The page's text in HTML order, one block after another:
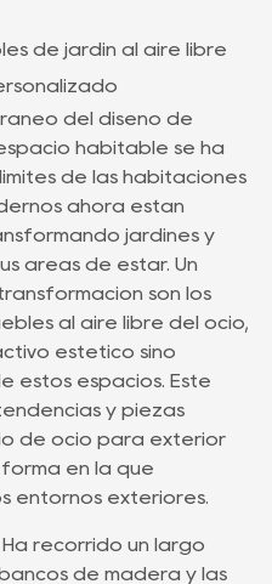
de jardín al aire libre
del diseño de
habitable se ha
de las habitaciones
ahora están
jardines y
áreas de estar. Un
son los
al aire libre del ocio,
estético sino
estos espacios. Este
y piezas
de ocio para exterior
en la que
entornos exteriores.
Ha recorrido un largo
de madera y las